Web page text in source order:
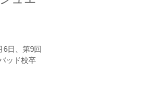
6日、第9回
ッド校卒